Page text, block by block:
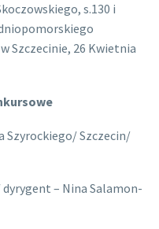
s.130 i
Szczecinie, 26 Kwietnia
Szyrockiego/ Szczecin/
– Nina Salamon-